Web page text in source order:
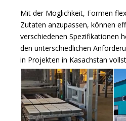
Mit der Möglichkeit, Formen
Zutaten anzupassen, können
verschiedenen Spezifikationen
den unterschiedlichen
in Projekten in Kasachstan